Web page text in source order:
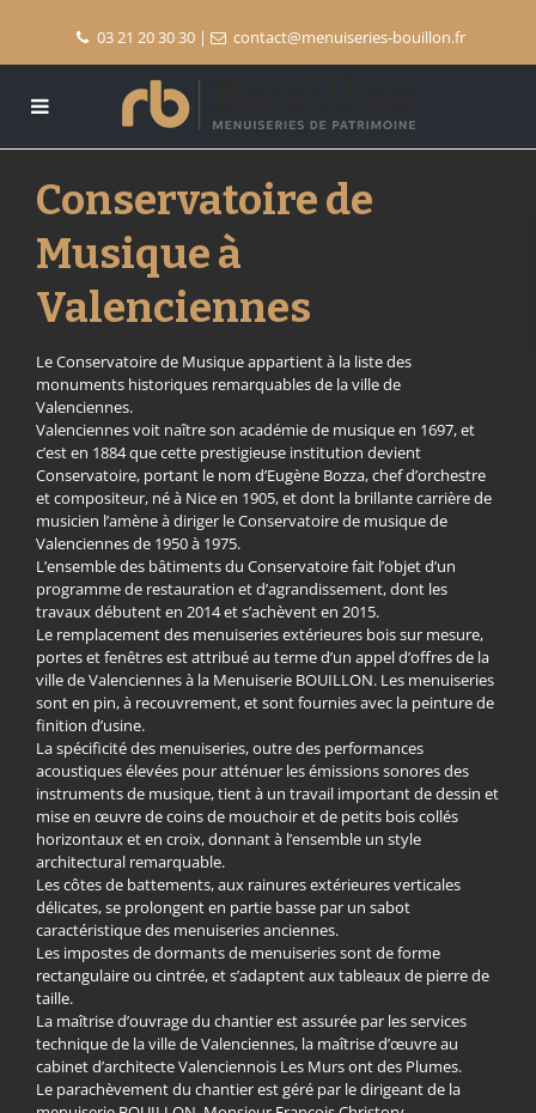
03 21 20 30 30 | contact@menuiseries-bouillon.fr
Conservatoire de
Musique à
Valenciennes
Le Conservatoire de Musique appartient à la liste des
monuments historiques remarquables de la ville de
Valenciennes.
Valenciennes voit naître son académie de musique en 1697, et
c’est en 1884 que cette prestigieuse institution devient
Conservatoire, portant le nom d’Eugène Bozza, chef d’orchestre
et compositeur, né à Nice en 1905, et dont la brillante carrière de
musicien l’amène à diriger le Conservatoire de musique de
Valenciennes de 1950 à 1975.
L’ensemble des bâtiments du Conservatoire fait l’objet d’un
programme de restauration et d’agrandissement, dont les
travaux débutent en 2014 et s’achèvent en 2015.
Le remplacement des menuiseries extérieures bois sur mesure,
portes et fenêtres est attribué au terme d’un appel d’offres de la
ville de Valenciennes à la Menuiserie BOUILLON. Les menuiseries
sont en pin, à recouvrement, et sont fournies avec la peinture de
finition d’usine.
La spécificité des menuiseries, outre des performances
acoustiques élevées pour atténuer les émissions sonores des
instruments de musique, tient à un travail important de dessin et
mise en œuvre de coins de mouchoir et de petits bois collés
horizontaux et en croix, donnant à l’ensemble un style
architectural remarquable.
Les côtes de battements, aux rainures extérieures verticales
délicates, se prolongent en partie basse par un sabot
caractéristique des menuiseries anciennes.
Les impostes de dormants de menuiseries sont de forme
rectangulaire ou cintrée, et s’adaptent aux tableaux de pierre de
taille.
La maîtrise d’ouvrage du chantier est assurée par les services
technique de la ville de Valenciennes, la maîtrise d’œuvre au
cabinet d’architecte Valenciennois Les Murs ont des Plumes.
Le parachèvement du chantier est géré par le dirigeant de la